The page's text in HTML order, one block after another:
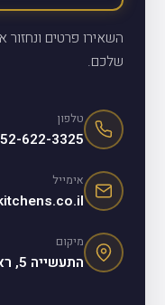
השאירו פרטים
שלכם.
טלפון
622-3325
אימייל
מיקום
התעשייה 5, ראש העין